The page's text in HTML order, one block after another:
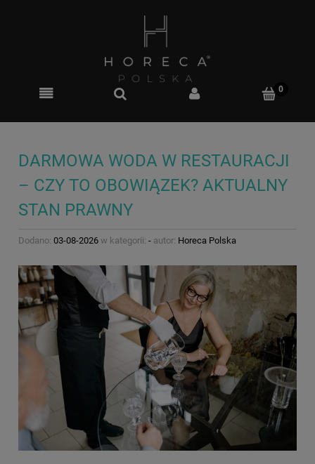
DARMOWA WODA W RESTAURACJI
– CZY TO OBOWIĄZEK? AKTUALNY
STAN PRAWNY
Dodano: 03-08-2026 w kategorii: - autor: Horeca Polska